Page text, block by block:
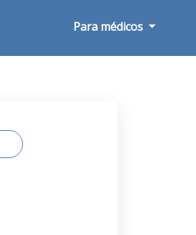
Para médicos